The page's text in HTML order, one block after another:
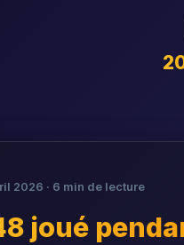
2026 · 6 min de lecture
joué